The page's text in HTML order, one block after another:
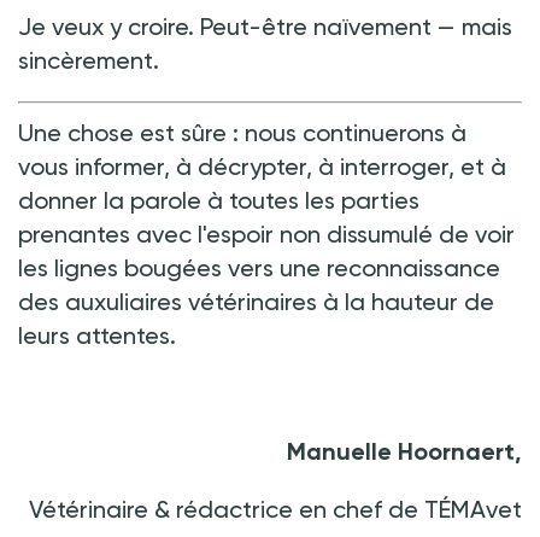
Je veux y croire. Peut-être naïvement — mais
sincèrement.
Une chose est sûre : nous continuerons à
vous informer, à décrypter, à interroger, et à
donner la parole à toutes les parties
prenantes avec l'espoir non dissumulé de voir
les lignes bougées vers une reconnaissance
des auxuliaires vétérinaires à la hauteur de
leurs attentes.
Manuelle Hoornaert,
Vétérinaire & rédactrice en chef de TÉMAvet